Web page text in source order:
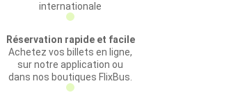
internationale
Réservation rapide et facile
Achetez vos billets en ligne,
sur notre application ou
dans nos boutiques FlixBus.